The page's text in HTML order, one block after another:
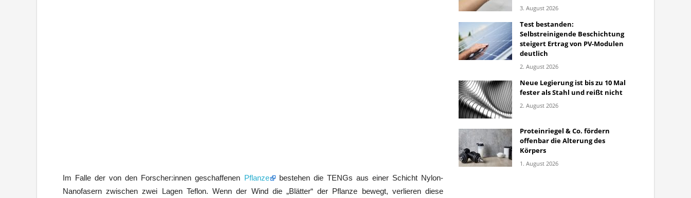
Im Falle der von den Forscher:innen geschaffenen Pflanze
bestehen die TENGs aus einer Schicht Nylon-
Nanofasern zwischen zwei Lagen Teflon. Wenn der Wind die „Blätter“ der Pflanze bewegt, verlieren diese
3. August 2026
Test bestanden:
Selbstreinigende Beschichtung
steigert Ertrag von PV-Modulen
deutlich
2. August 2026
Neue Legierung ist bis zu 10 Mal
fester als Stahl und reißt nicht
2. August 2026
Proteinriegel & Co. fördern
offenbar die Alterung des
Körpers
1. August 2026